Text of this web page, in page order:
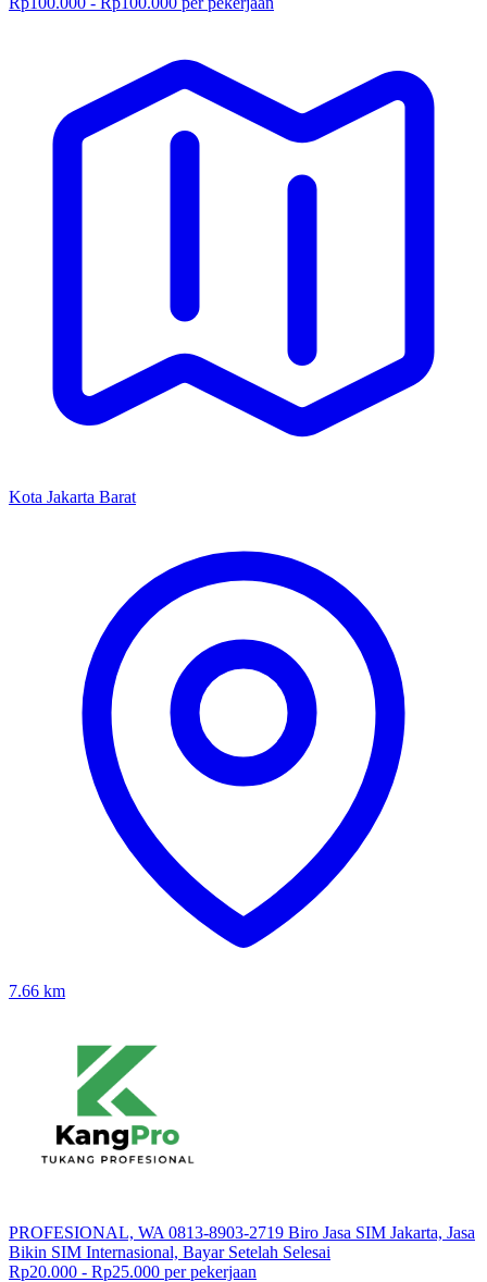
Kota Jakarta Barat
7.66 km
PROFESIONAL, WA 0813-8903-2719 Biro Jasa SIM Jakarta, Jasa
Bikin SIM Internasional, Bayar Setelah Selesai
Rp20.000 - Rp25.000 per pekerjaan